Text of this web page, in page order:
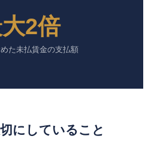
2倍
た未払賃金の支払額
にしていること